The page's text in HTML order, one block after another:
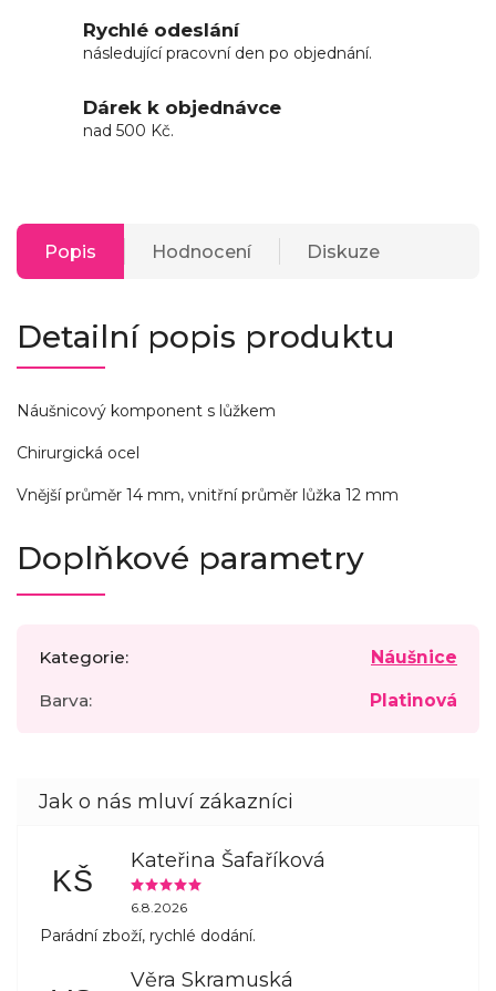
Rychlé odeslání
následující pracovní den po objednání.
Dárek k objednávce
nad 500 Kč.
Popis Hodnocení Diskuze
Detailní popis produktu
Náušnicový komponent s lůžkem
Chirurgická ocel
Vnější průměr 14 mm, vnitřní průměr lůžka 12 mm
Doplňkové parametry
Kategorie: Náušnice
Barva: Platinová
KŠ
Kateřina Šafaříková
6.8.2026
Parádní zboží, rychlé dodání.
Věra Skramuská